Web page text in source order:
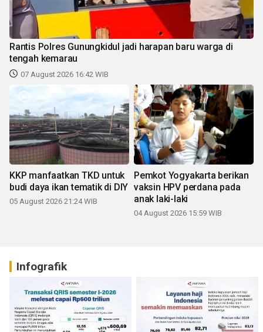
Rantis Polres Gunungkidul jadi harapan baru warga di
tengah kemarau
07 August 2026 16:42 WIB
KKP manfaatkan TKD untuk
budi daya ikan tematik di DIY
05 August 2026 21:24 WIB
Pemkot Yogyakarta berikan
vaksin HPV perdana pada
anak laki-laki
04 August 2026 15:59 WIB
Infografik